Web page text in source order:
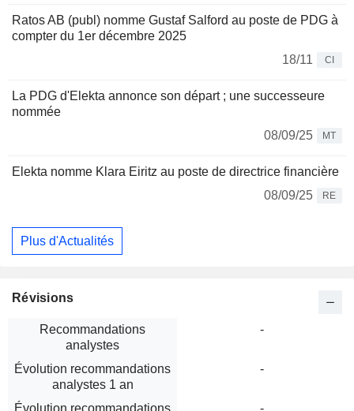
Ratos AB (publ) nomme Gustaf Salford au poste de PDG à
compter du 1er décembre 2025
18/11
CI
La PDG d'Elekta annonce son départ ; une successeure
nommée
08/09/25
MT
Elekta nomme Klara Eiritz au poste de directrice financière
08/09/25
RE
Plus d'Actualités
Révisions
Recommandations
analystes
-
Évolution recommandations
analystes 1 an
-